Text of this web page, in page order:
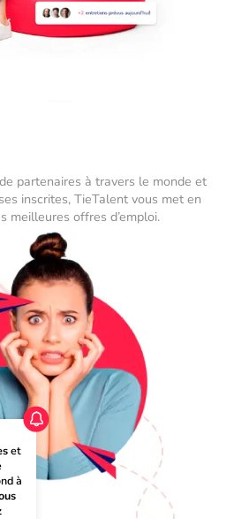
partenaires à travers le monde et
inscrites, TieTalent vous met en
meilleures offres d’emploi.
et
à